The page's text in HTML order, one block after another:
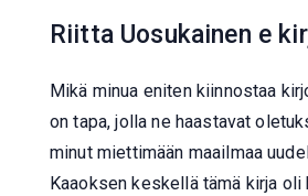
Riitta Uosukainen e
Mikä minua eniten kiinnostaa
on tapa, jolla ne haastavat
minut miettimään maailmaa
Kaaoksen keskellä tämä kirja